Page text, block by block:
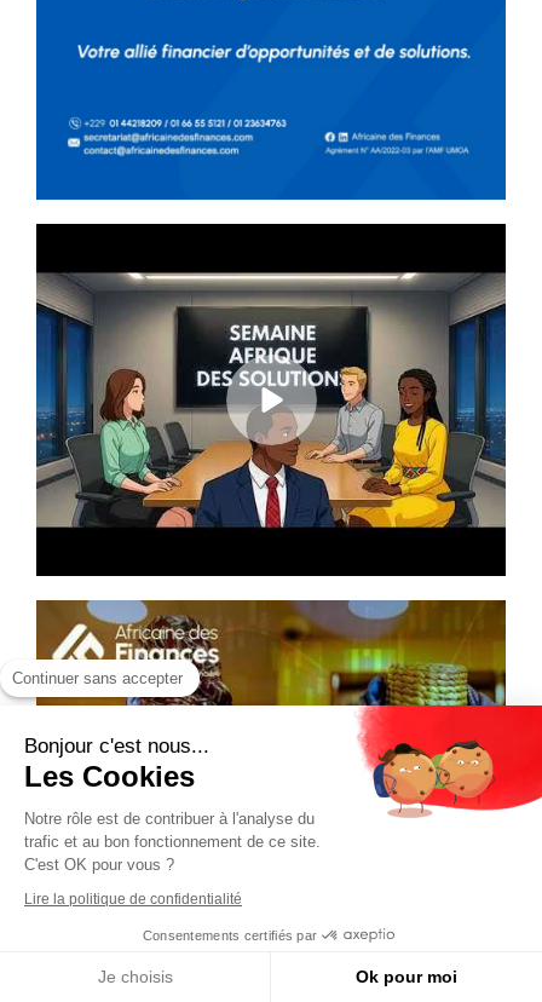
Continuer sans accepter
Bonjour c'est nous...
Les Cookies
Notre rôle est de contribuer à l'analyse du
trafic et au bon fonctionnement de ce site.
C'est OK pour vous ?
Lire la politique de confidentialité
Consentements certifiés par
Je choisis Ok pour moi